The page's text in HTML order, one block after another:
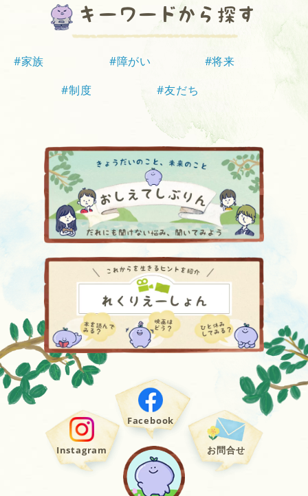
キーワードから探す
#家族 #障がい
#将来
#制度
#友だち
Instagram
Facebook
お問合せ